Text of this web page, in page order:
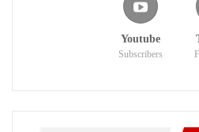
Youtube
Subscribers